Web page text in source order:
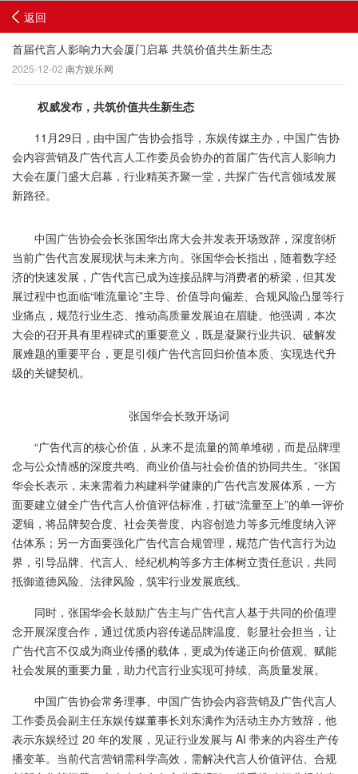
返回
首届代言人影响力大会厦门启幕 共筑价值共生新生态
2025-12-02 南方娱乐网
权威发布，共筑价值共生新生态
11月29日，由中国广告协会指导，东娱传媒主办，中国广告协
会内容营销及广告代言人工作委员会协办的首届广告代言人影响力
大会在厦门盛大启幕，行业精英齐聚一堂，共探广告代言领域发展
新路径。
中国广告协会会长张国华出席大会并发表开场致辞，深度剖析
当前广告代言发展现状与未来方向。张国华会长指出，随着数字经
济的快速发展，广告代言已成为连接品牌与消费者的桥梁，但其发
展过程中也面临“唯流量论”主导、价值导向偏差、合规风险凸显等行
业痛点，规范行业生态、推动高质量发展迫在眉睫。他强调，本次
大会的召开具有里程碑式的重要意义，既是凝聚行业共识、破解发
展难题的重要平台，更是引领广告代言回归价值本质、实现迭代升
级的关键契机。
张国华会长致开场词
“广告代言的核心价值，从来不是流量的简单堆砌，而是品牌理
念与公众情感的深度共鸣、商业价值与社会价值的协同共生。”张国
华会长表示，未来需着力构建科学健康的广告代言发展体系，一方
面要建立健全广告代言人价值评估标准，打破“流量至上”的单一评价
逻辑，将品牌契合度、社会美誉度、内容创造力等多元维度纳入评
估体系；另一方面要强化广告代言合规管理，规范广告代言行为边
界，引导品牌、代言人、经纪机构等多方主体树立责任意识，共同
抵御道德风险、法律风险，筑牢行业发展底线。
同时，张国华会长鼓励广告主与广告代言人基于共同的价值理
念开展深度合作，通过优质内容传递品牌温度、彰显社会担当，让
广告代言不仅成为商业传播的载体，更成为传递正向价值观、赋能
社会发展的重要力量，助力代言行业实现可持续、高质量发展。
中国广告协会常务理事、中国广告协会内容营销及广告代言人
工作委员会副主任东娱传媒董事长刘东满作为活动主办方致辞，他
表示东娱经过 20 年的发展，见证行业发展与 AI 带来的内容生产传
播变革。当前代言营销需科学高效，需解决代言人价值评估、合规